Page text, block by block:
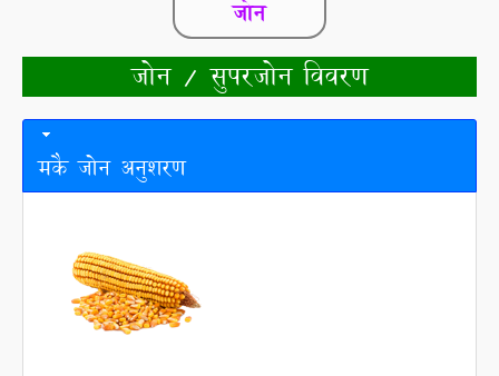
जोन
जोन / सुपरजोन विवरण
मकै जोन अनुशरण